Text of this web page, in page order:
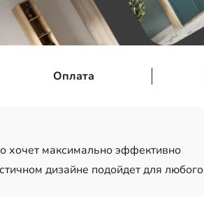
Оплата
хочет максимально эффективно
дизайне подойдет для любого